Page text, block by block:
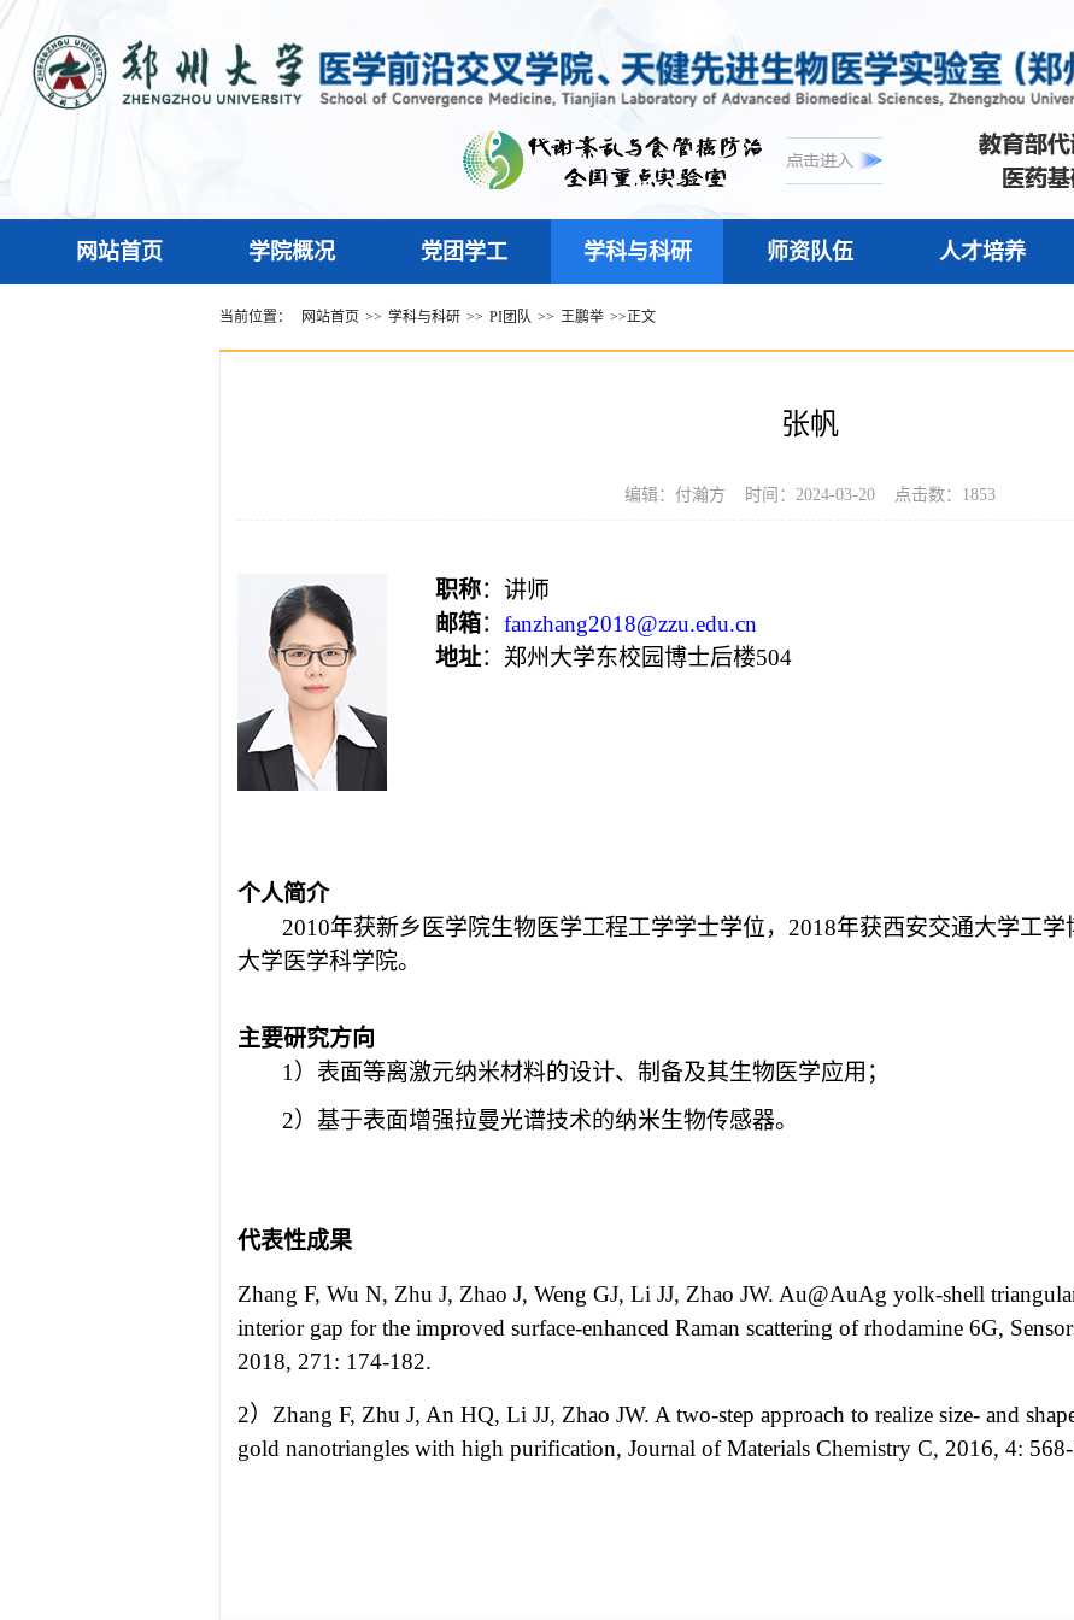
网站首页 学院概况 党团学工 学科与科研 师资队伍 人才培养
当前位置： 网站首页 >> 学科与科研 >> PI团队 >> 王鹏举 >>正文
张帆
编辑：付瀚方 时间：2024-03-20 点击数： 1853
职称：讲师
邮箱： fanzhang2018@zzu.edu.cn
地址：郑州大学东校园博士后楼504
个人简介
2010年获新乡医学院生物医学工程工学学士学位，2018年获西安交通大学工学
大学医学科学院。
主要研究方向
1） 表面等离激元纳米材料的设计、制备及其生物医学应用；
2） 基于表面增强拉曼光谱技术的纳米生物传感器。
代表性成果
Zhang F, Wu N, Zhu J, Zhao J, Weng GJ, Li JJ, Zhao JW. Au@AuAg yolk-shell
interior gap for the improved surface-enhanced Raman scattering of rhodamine 6G,
2018, 271: 174-182.
2） Zhang F, Zhu J, An HQ, Li JJ, Zhao JW. A two-step approach to realize size- and
gold nanotriangles with high purification, Journal of Materials Chemistry C, 2016, 4: 568-